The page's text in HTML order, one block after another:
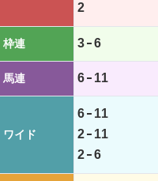
2
枠連 3 6
馬連 6 11
ワイド
6
11
2
11
2
6